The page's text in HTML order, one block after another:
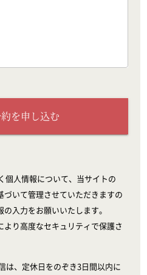
を申し込む
個人情報について、当サイトの
づいて管理させていただきますの
入力をお願いいたします。
り高度なセキュリティで保護さ
は、定休日をのぞき3日間以内に